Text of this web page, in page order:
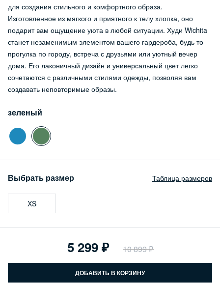
для создания стильного и комфортного образа.
Изготовленное из мягкого и приятного к телу хлопка, оно
подарит вам ощущение уюта в любой ситуации. Худи Wichita
станет незаменимым элементом вашего гардероба, будь то
прогулка по городу, встреча с друзьями или уютный вечер
дома. Его лаконичный дизайн и универсальный цвет легко
сочетаются с различными стилями одежды, позволяя вам
создавать неповторимые образы.
зеленый
Выбрать размер Таблица размеров
XS
ДОБАВИТЬ В КОРЗИНУ
5 299 10 899